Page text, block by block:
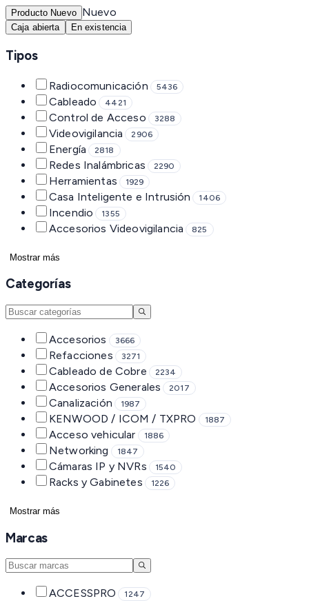
Producto Nuevo Nuevo
Caja abierta En existencia
Tipos
Radiocomunicación 5436
Cableado 4421
Control de Acceso 3288
Videovigilancia 2906
Energía 2818
Redes Inalámbricas 2290
Herramientas 1929
Casa Inteligente e Intrusión 1406
Incendio 1355
Accesorios Videovigilancia 825
Mostrar más
Categorías
Accesorios 3666
Refacciones 3271
Cableado de Cobre 2234
Accesorios Generales 2017
Canalización 1987
KENWOOD / ICOM / TXPRO 1887
Acceso vehicular 1886
Networking 1847
Cámaras IP y NVRs 1540
Racks y Gabinetes 1226
Mostrar más
Marcas
ACCESSPRO 1247